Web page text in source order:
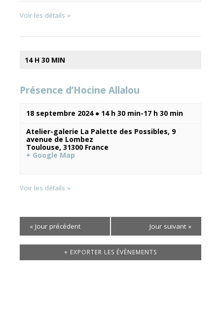
Voir les détails »
14 H 30 MIN
Présence d’Hocine Allalou
18 septembre 2024 ● 14 h 30 min-17 h 30 min
Atelier-galerie La Palette des Possibles, 9
avenue de Lombez
Toulouse, 31300 France
+ Google Map
Voir les détails »
« Jour précédent Jour suivant »
+ EXPORTER LES ÉVÈNEMENTS